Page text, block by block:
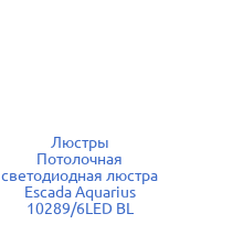
Люстры
Потолочная
светодиодная люстра
Escada Aquarius
10289/6LED BL